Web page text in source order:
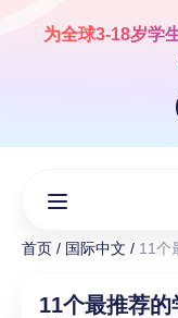
为全球3-18岁学
首页 / 国际中文 / 11个
11个最推荐